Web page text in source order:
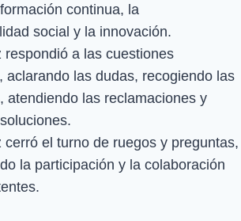
continua, la
social y la innovación.
respondió a las cuestiones
aclarando las dudas, recogiendo las
atendiendo las reclamaciones y
cerró el turno de ruegos y preguntas,
la participación y la colaboración